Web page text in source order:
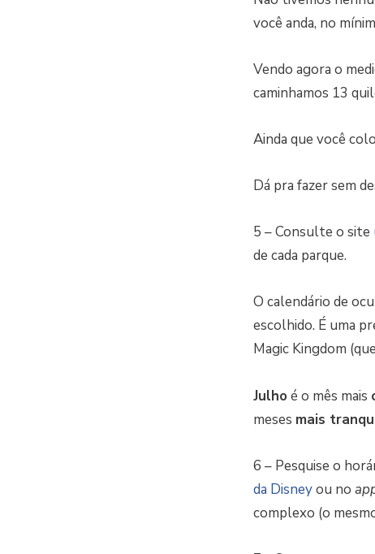
você anda, no
Vendo agora o
caminhamos 13
Ainda que você
Dá pra fazer sem
5 – Consulte o site
de cada parque.
O calendário de
escolhido. É uma
Magic Kingdom
Julho é o mês mais
meses mais
6 – Pesquise o
da Disneyou no
complexo (o